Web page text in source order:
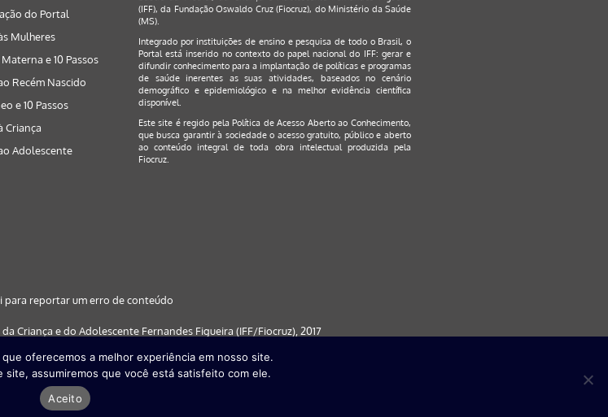
do Portal
Mulheres
e 10 Passos
Recém Nascido
e 10 Passos
Criança
Adolescente
(IFF), da Fundação Oswaldo Cruz (Fiocruz), do Ministério da Saúde
(MS).
Integrado por instituições de ensino e pesquisa de todo o Brasil, o
Portal está inserido no contexto do papel nacional do IFF: gerar e
difundir conhecimento para a implantação de políticas e programas
de saúde inerentes as suas atividades, baseados no cenário
demográfico e epidemiológico e na melhor evidência científica
disponível.
Este site é regido pelaPolítica de Acesso Aberto ao Conhecimento,
que busca garantir à sociedade o acesso gratuito, público e aberto
ao conteúdo integral de toda obra intelectual produzida pela
Fiocruz.
para reportar um erro de conteúdo
Criança e do Adolescente Fernandes Figueira (IFF/Fiocruz), 2017
(a partir da versão 30) | Internet Explorer (a partir da versão 9) | FireFox ( a
partir da versão 29)
porQuattri Design
oferecemos a melhor experiência em nosso site.
site, assumiremos que você está satisfeito com ele.
Aceito